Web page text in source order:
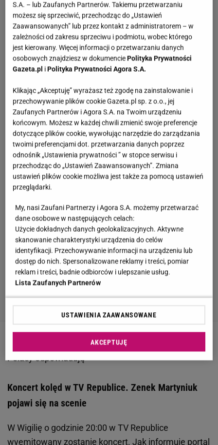
Czy święta 2025 będą droższe?
Polacy odpowiadają
Koncert kolęd w TV Republice. Zenek Martyniuk
pojawi się na scenie
W Wigilię o godzinie 20:00 w TV Republice
wyemitowany zostanie koncert. Jak informuje portal
S.A. – lub Zaufanych Partnerów. Takiemu przetwarzaniu
możesz się sprzeciwić, przechodząc do „Ustawień
Zaawansowanych” lub przez kontakt z administratorem – w
zależności od zakresu sprzeciwu i podmiotu, wobec którego
jest kierowany. Więcej informacji o przetwarzaniu danych
osobowych znajdziesz w dokumenciePolityka Prywatności
Gazeta.pl iPolityka Prywatności Agora S.A.
Klikając „Akceptuję” wyrażasz też zgodę na zainstalowanie i
przechowywanie plików cookie Gazeta.pl sp. z o.o., jej
Zaufanych Partnerów i Agora S.A. na Twoim urządzeniu
końcowym. Możesz w każdej chwili zmienić swoje preferencje
dotyczące plików cookie, wywołując narzędzie do zarządzania
twoimi preferencjami dot. przetwarzania danych poprzez
odnośnik „Ustawienia prywatności ” w stopce serwisu i
przechodząc do „Ustawień Zaawansowanych”. Zmiana
ustawień plików cookie możliwa jest także za pomocą ustawień
przeglądarki.
My, nasi Zaufani Partnerzy i Agora S.A. możemy przetwarzać
dane osobowe w następujących celach:
Użycie dokładnych danych geolokalizacyjnych. Aktywne
skanowanie charakterystyki urządzenia do celów
identyfikacji. Przechowywanie informacji na urządzeniu lub
dostęp do nich. Spersonalizowane reklamy i treści, pomiar
reklam i treści, badnie odbiorców i ulepszanie usług.
Lista Zaufanych Partnerów
USTAWIENIA ZAAWANSOWANE
AKCEPTUJĘ